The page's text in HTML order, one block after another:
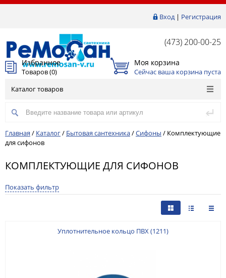
Вход| Регистрация
(473) 200-00-25
Избранное
Товаров (0)
Моя корзина
Сейчас ваша корзина пуста
Каталог товаров
Главная / Каталог/ Бытовая сантехника/Сифоны / Комплектующие
для сифонов
КОМПЛЕКТУЮЩИЕ ДЛЯ СИФОНОВ
Показать фильтр
Уплотнительное кольцо ПВХ (1211)